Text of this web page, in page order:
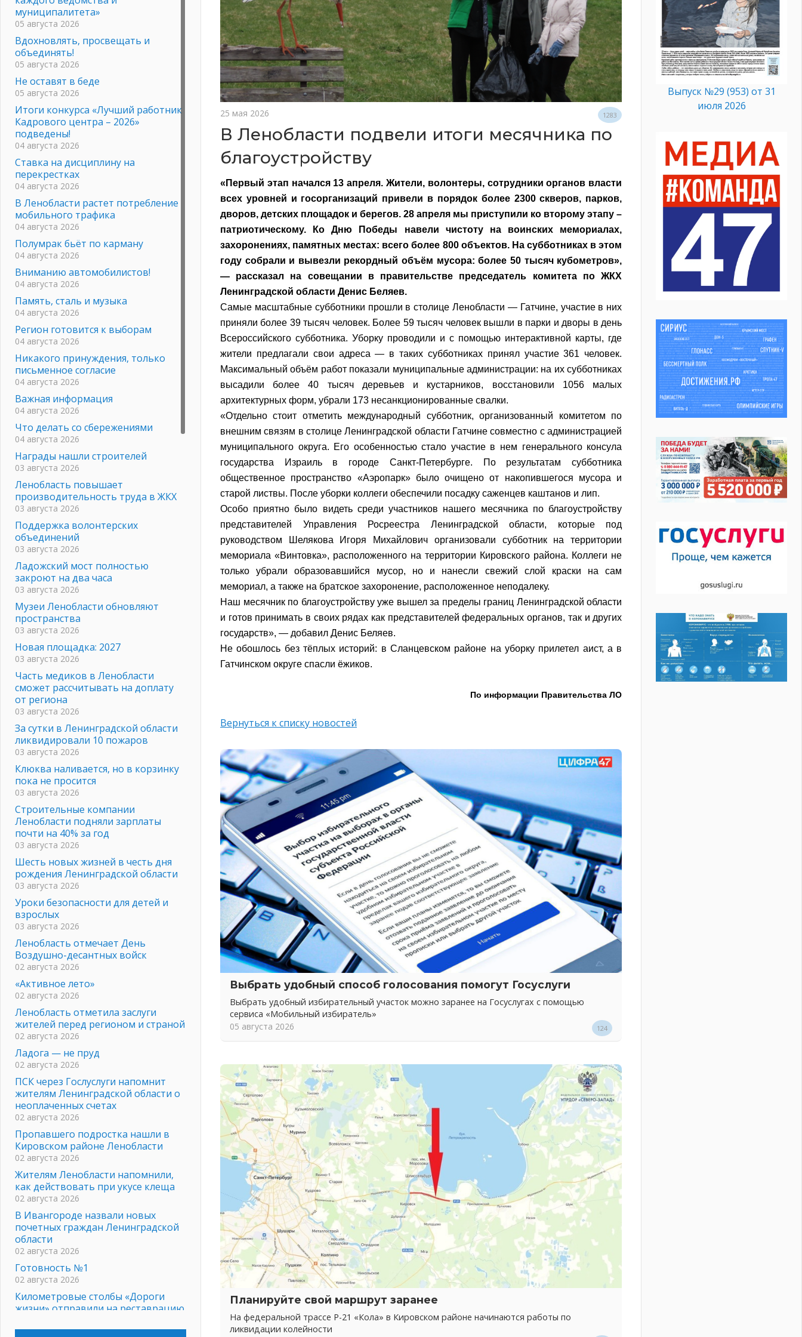
25 мая 2026 1283
В Ленобласти подвели итоги месячника по
благоустройству
«Первый этап начался 13 апреля. Жители, волонтеры, сотрудники органов власти
всех уровней и госорганизаций привели в порядок более 2300 скверов, парков,
дворов, детских площадок и берегов. 28 апреля мы приступили ко второму этапу –
патриотическому. Ко Дню Победы навели чистоту на воинских мемориалах,
захоронениях, памятных местах: всего более 800 объектов. На субботниках в этом
году собрали и вывезли рекордный объём мусора: более 50 тысяч кубометров»,
— рассказал на совещании в правительстве председатель комитета по ЖКХ
Ленинградской области Денис Беляев.
Самые масштабные субботники прошли в столице Ленобласти — Гатчине, участие в них
приняли более 39 тысяч человек. Более 59 тысяч человек вышли в парки и дворы в день
Всероссийского субботника. Уборку проводили и с помощью интерактивной карты, где
жители предлагали свои адреса — в таких субботниках принял участие 361 человек.
Максимальный объём работ показали муниципальные администрации: на их субботниках
высадили более 40 тысяч деревьев и кустарников, восстановили 1056 малых
архитектурных форм, убрали 173 несанкционированные свалки.
«Отдельно стоит отметить международный субботник, организованный комитетом по
внешним связям в столице Ленинградской области Гатчине совместно с администрацией
муниципального округа. Его особенностью стало участие в нем генерального консула
государства Израиль в городе Санкт-Петербурге. По результатам субботника
общественное пространство «Аэропарк» было очищено от накопившегося мусора и
старой листвы. После уборки коллеги обеспечили посадку саженцев каштанов и лип.
Особо приятно было видеть среди участников нашего месячника по благоустройству
представителей Управления Росреестра Ленинградской области, которые под
руководством Шелякова Игоря Михайлович организовали субботник на территории
мемориала «Винтовка», расположенного на территории Кировского района. Коллеги не
только убрали образовавшийся мусор, но и нанесли свежий слой краски на сам
мемориал, а также на братское захоронение, расположенное неподалеку.
Наш месячник по благоустройству уже вышел за пределы границ Ленинградской области
и готов принимать в своих рядах как представителей федеральных органов, так и других
государств», — добавил Денис Беляев.
Не обошлось без тёплых историй: в Сланцевском районе на уборку прилетел аист, а в
Гатчинском округе спасли ёжиков.
По информации Правительства ЛО
Вернуться к списку новостей
Выбрать удобный способ голосования помогут Госуслуги
Выбрать удобный избирательный участок можно заранее на Госуслугах с помощью
сервиса «Мобильный избиратель»
05 августа 2026
124
Планируйте свой маршрут заранее
На федеральной трассе Р-21 «Кола» в Кировском районе начинаются работы по
ликвидации колейности
муниципалитета»
05 августа 2026
Вдохновлять, просвещать и
объединять!
05 августа 2026
Не оставят в беде
05 августа 2026
Итоги конкурса «Лучший работник
Кадрового центра – 2026»
подведены!
04 августа 2026
Ставка на дисциплину на
перекрестках
04 августа 2026
В Ленобласти растет потребление
мобильного трафика
04 августа 2026
Полумрак бьёт по карману
04 августа 2026
Вниманию автомобилистов!
04 августа 2026
Память, сталь и музыка
04 августа 2026
Регион готовится к выборам
04 августа 2026
Никакого принуждения, только
письменное согласие
04 августа 2026
Важная информация
04 августа 2026
Что делать со сбережениями
04 августа 2026
Награды нашли строителей
03 августа 2026
Ленобласть повышает
производительность труда в ЖКХ
03 августа 2026
Поддержка волонтерских
объединений
03 августа 2026
Ладожский мост полностью
закроют на два часа
03 августа 2026
Музеи Ленобласти обновляют
пространства
03 августа 2026
Новая площадка: 2027
03 августа 2026
Часть медиков в Ленобласти
сможет рассчитывать на доплату
от региона
03 августа 2026
За сутки в Ленинградской области
ликвидировали 10 пожаров
03 августа 2026
Клюква наливается, но в корзинку
пока не просится
03 августа 2026
Строительные компании
Ленобласти подняли зарплаты
почти на 40% за год
03 августа 2026
Шесть новых жизней в честь дня
рождения Ленинградской области
03 августа 2026
Уроки безопасности для детей и
взрослых
03 августа 2026
Ленобласть отмечает День
Воздушно-десантных войск
02 августа 2026
«Активное лето»
02 августа 2026
Ленобласть отметила заслуги
жителей перед регионом и страной
02 августа 2026
Ладога — не пруд
02 августа 2026
ПСК через Гослуслуги напомнит
жителям Ленинградской области о
неоплаченных счетах
02 августа 2026
Пропавшего подростка нашли в
Кировском районе Ленобласти
02 августа 2026
Жителям Ленобласти напомнили,
как действовать при укусе клеща
02 августа 2026
В Ивангороде назвали новых
почетных граждан Ленинградской
области
02 августа 2026
Готовность №1
02 августа 2026
Километровые столбы «Дороги
жизни» отправили на реставрацию
Выпуск №29 (953) от 31
июля 2026